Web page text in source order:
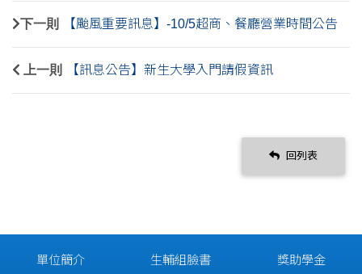
下一則 【颱風重要訊息】-10/5超商、餐廳營業時間公告
上一則 【訊息公告】新生大學入門請假資訊
回列表
單位簡介 生輔組臉書 獎助學金